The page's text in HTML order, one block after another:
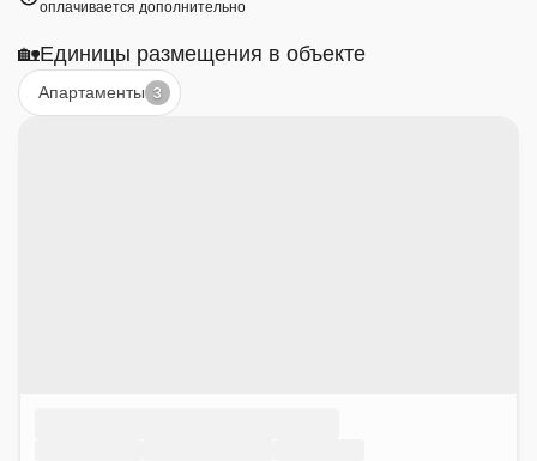
оплачивается дополнительно
🏡Единицы размещения в объекте
Апартаменты 3